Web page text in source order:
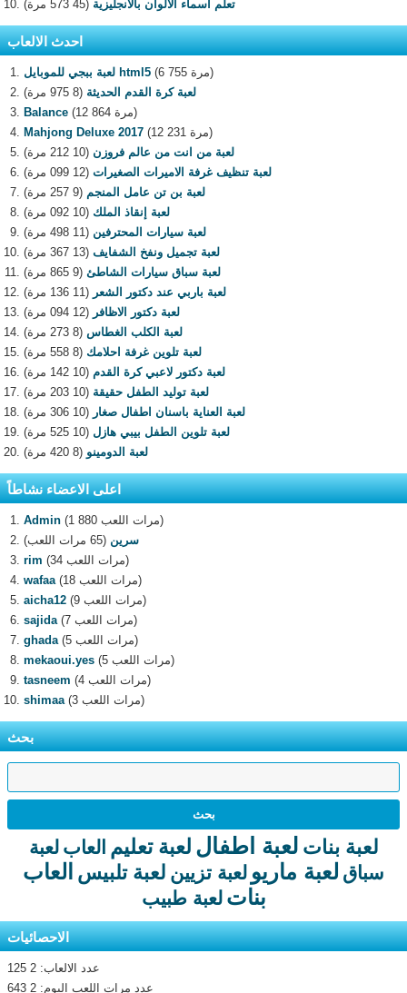
تعلم اسماء الألوان بالانجليزية (45 573 مرة)
احدث الالعاب
لعبة ببجي للموبايل html5
(6 755 مرة)
لعبة كرة القدم الحديثة (8 975 مرة)
Balance
(12 864 مرة)
Mahjong Deluxe 2017
(12 231 مرة)
لعبة من انت من عالم فروزن (10 212 مرة)
لعبة تنظيف غرفة الاميرات الصغيرات (12 099 مرة)
لعبة بن تن عامل المنجم (9 257 مرة)
لعبة إنقاذ الملك (10 092 مرة)
لعبة سيارات المحترفين (11 498 مرة)
لعبة تجميل ونفخ الشفايف (13 367 مرة)
لعبة سباق سيارات الشاطئ (9 865 مرة)
لعبة باربي عند دكتور الشعر (11 136 مرة)
لعبة دكتور الاظافر (12 094 مرة)
لعبة الكلب الغطاس (8 273 مرة)
لعبة تلوين غرفة احلامك (8 558 مرة)
لعبة دكتور لاعبي كرة القدم (10 142 مرة)
لعبة توليد الطفل حقيقة (10 203 مرة)
لعبة العناية باسنان اطفال صغار (10 306 مرة)
لعبة تلوين الطفل بيبي هازل (10 525 مرة)
لعبة الدومينو (8 420 مرة)
اعلى الاعضاء نشاطاً
Admin
(1 880 مرات اللعب)
سرين (65 مرات اللعب)
rim
(34 مرات اللعب)
wafaa
(18 مرات اللعب)
aicha12
(9 مرات اللعب)
sajida
(7 مرات اللعب)
ghada
(5 مرات اللعب)
mekaoui.yes
(5 مرات اللعب)
tasneem
(4 مرات اللعب)
shimaa
(3 مرات اللعب)
بحث
لعبة بنات لعبة اطفال لعبة تعليم العاب لعبة
سباق لعبة ماريو لعبة تزيين لعبة تلبيس العاب
بنات لعبة طبيب
الاحصائيات
عدد الالعاب: 2 125
عدد مرات اللعب اليوم: 2 643